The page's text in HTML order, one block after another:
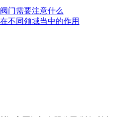
门需要注意什么
不同领域当中的作用